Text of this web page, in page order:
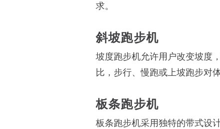
求。
斜坡跑步机
坡度跑步机允许用户改变坡度
比，步行、慢跑或上坡跑步对
板条跑步机
板条跑步机采用独特的带式设